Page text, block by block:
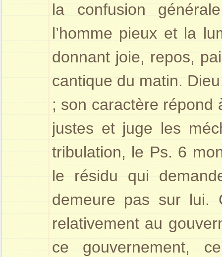
la confusion
l’homme pieux et la
donnant joie, repos,
cantique du matin.
; son caractère répond
justes et juge les
tribu­lation, le Ps. 6
le résidu qui
demeure pas sur lui.
relativement au
ce gouvernement,